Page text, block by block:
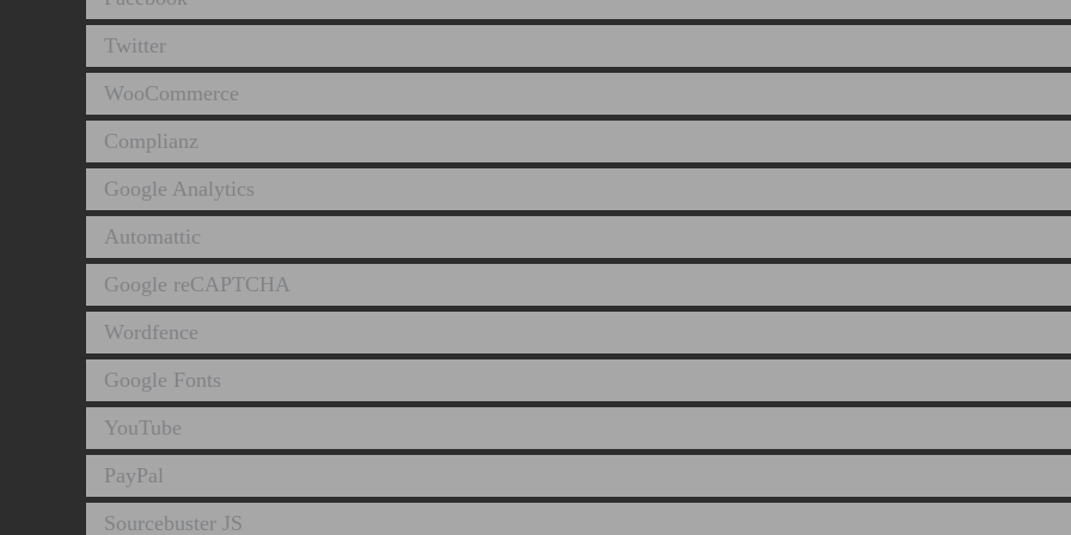
Twitter
WooCommerce
Complianz
Google Analytics
Automattic
Google reCAPTCHA
Wordfence
Google Fonts
YouTube
PayPal
Sourcebuster JS